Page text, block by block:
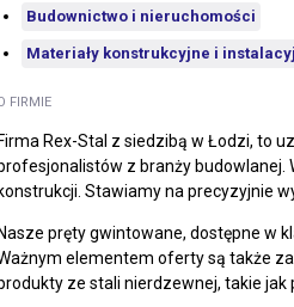
FIRMIE
Rex-Stal z siedzibą w Łodzi, to
z branży budowlanej.
Stawiamy na precyzyjnie
pręty gwintowane, dostępne w
elementem oferty są także
ze stali nierdzewnej, takie jak
Budownictwo i nieruchomości
Materiały konstrukcyjne i